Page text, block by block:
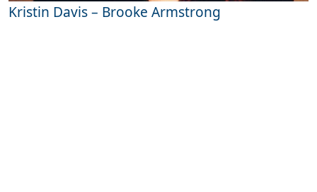
Kristin Davis – Brooke Armstrong